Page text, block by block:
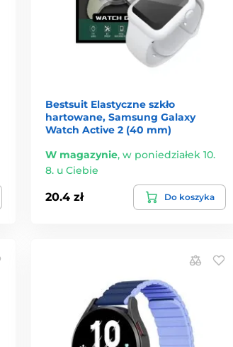
Bestsuit Elastyczne szkło
hartowane, Samsung Galaxy
Watch Active 2 (40 mm)
W magazynie, w poniedziałek 10.
8. u Ciebie
20.4 zł Do koszyka